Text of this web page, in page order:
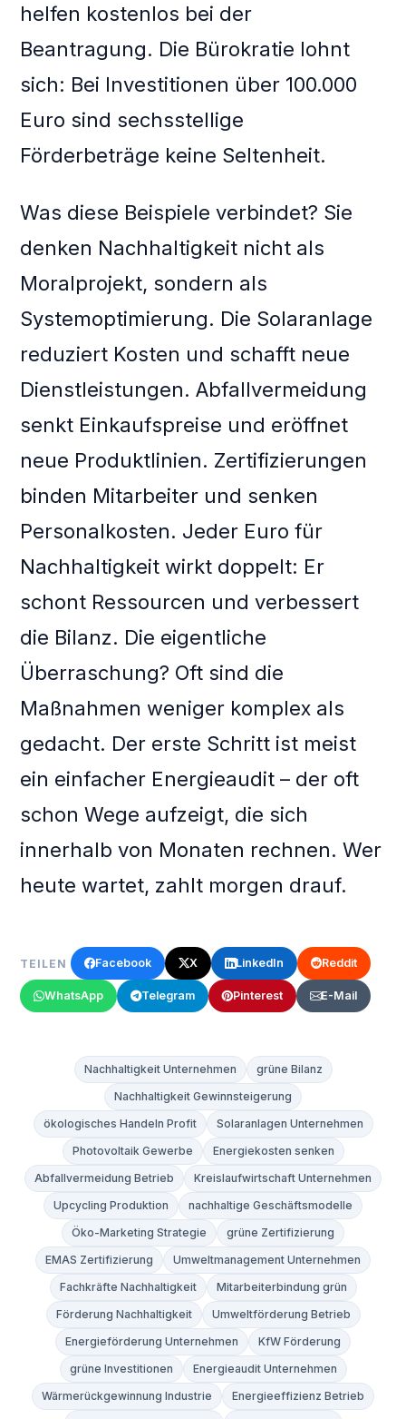
helfen kostenlos bei der
Beantragung. Die Bürokratie lohnt
sich: Bei Investitionen über 100.000
Euro sind sechsstellige
Förderbeträge keine Seltenheit.
Was diese Beispiele verbindet? Sie
denken Nachhaltigkeit nicht als
Moralprojekt, sondern als
Systemoptimierung. Die Solaranlage
reduziert Kosten und schafft neue
Dienstleistungen. Abfallvermeidung
senkt Einkaufspreise und eröffnet
neue Produktlinien. Zertifizierungen
binden Mitarbeiter und senken
Personalkosten. Jeder Euro für
Nachhaltigkeit wirkt doppelt: Er
schont Ressourcen und verbessert
die Bilanz. Die eigentliche
Überraschung? Oft sind die
Maßnahmen weniger komplex als
gedacht. Der erste Schritt ist meist
ein einfacher Energieaudit – der oft
schon Wege aufzeigt, die sich
innerhalb von Monaten rechnen. Wer
heute wartet, zahlt morgen drauf.
TEILEN Facebook X LinkedIn Reddit
WhatsApp Telegram Pinterest E-Mail
Nachhaltigkeit Unternehmen
grüne Bilanz
Nachhaltigkeit Gewinnsteigerung
ökologisches Handeln Profit
Solaranlagen Unternehmen
Photovoltaik Gewerbe
Energiekosten senken
Abfallvermeidung Betrieb
Kreislaufwirtschaft Unternehmen
Upcycling Produktion
nachhaltige Geschäftsmodelle
Öko-Marketing Strategie
grüne Zertifizierung
EMAS Zertifizierung
Umweltmanagement Unternehmen
Fachkräfte Nachhaltigkeit
Mitarbeiterbindung grün
Förderung Nachhaltigkeit
Umweltförderung Betrieb
Energieförderung Unternehmen
KfW Förderung
grüne Investitionen
Energieaudit Unternehmen
Wärmerückgewinnung Industrie
Energieeffizienz Betrieb